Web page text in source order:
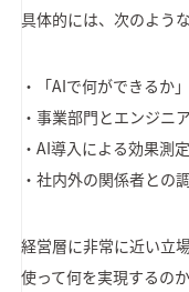
具体的には、次のよう
・「AIで何ができるか
・事業部門とエンジニ
・AI導入による効果測
・社内外の関係者との
経営層に非常に近い立
使って何を実現するの